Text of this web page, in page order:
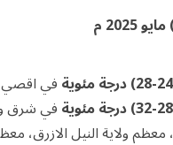
مايو 2025 م
في اقصي
في شرق
ولاية النيل الازرق،